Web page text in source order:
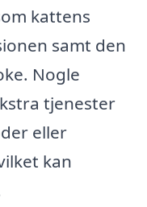
kattens
samt den
Nogle
tjenester
eller
kan